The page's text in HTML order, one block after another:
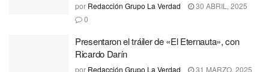
por Redacción Grupo La Verdad
30 ABRIL, 2025
0
Presentaron el tráiler de «El Eternauta», con
Ricardo Darín
por Redacción Grupo La Verdad
31 MARZO, 2025